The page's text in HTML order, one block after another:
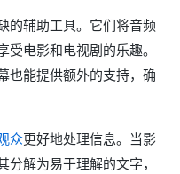
的辅助工具。它们将音频
电影和电视剧的乐趣。
也能提供额外的支持，确
众更好地处理信息。当影
解为易于理解的文字，